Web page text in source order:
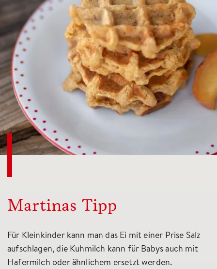
Martinas Tipp
Für Kleinkinder kann man das Ei mit einer Prise Salz
aufschlagen, die Kuhmilch kann für Babys auch mit
Hafermilch oder ähnlichem ersetzt werden.